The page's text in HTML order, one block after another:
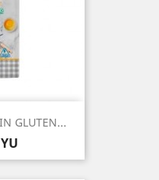
GLUTEN...